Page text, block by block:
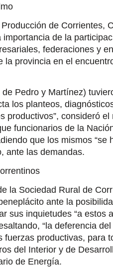
de Corrientes,
importancia de la
federaciones y
la provincia en el
de Pedro y Martínez)
los planteos,
productivos”, consideró
funcionarios de la
que los mismos “se
ante las demandas.
la Sociedad Rural de
ante la
sus inquietudes “a estos
“la deferencia
fuerzas productivas, para
del Interior y de
de Energía.